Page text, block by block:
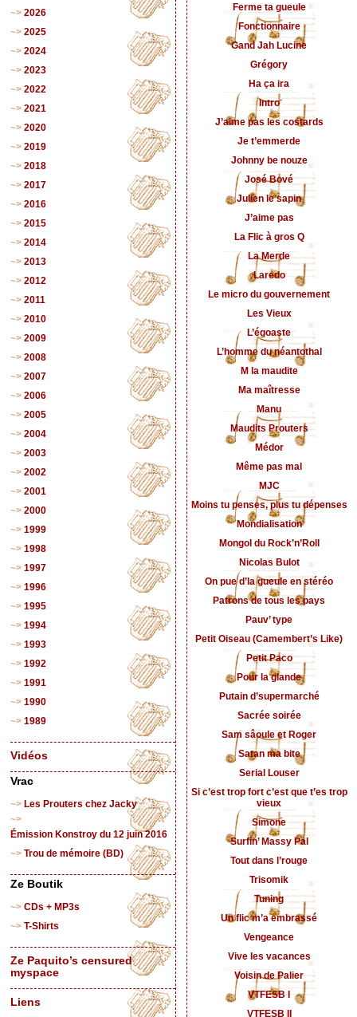
2026
2025
2024
2023
2022
2021
2020
2019
2018
2017
2016
2015
2014
2013
2012
2011
2010
2009
2008
2007
2006
2005
2004
2003
2002
2001
2000
1999
1998
1997
1996
1995
1994
1993
1992
1991
1990
1989
Vidéos
Vrac
Les Prouters chez Jacky
Émission Konstroy du 12 juin 2016
Trou de mémoire (BD)
Ze Boutik
CDs + MP3s
T-Shirts
Ze Paquito’s censured
myspace
Liens
Ferme ta gueule
Fonctionnaire
Gand Jah Lucine
Grégory
Ha ça ira
Intro
J’aime pas les costards
Je t’emmerde
Johnny be nouze
José Bové
Julien le sapin
J’aime pas
La Flic à gros Q
La Merde
Laredo
Le micro du gouvernement
Les Vieux
L’égoaste
L’homme du néantothal
M la maudite
Ma maîtresse
Manu
Maudits Prouters
Médor
Même pas mal
MJC
Moins tu penses, plus tu dépenses
Mondialisation
Mongol du Rock’n’Roll
Nicolas Bulot
On pue d’la gueule en stéréo
Patrons de tous les pays
Pauv’ type
Petit Oiseau (Camembert’s Like)
Petit Paco
Pour la glande
Putain d’supermarché
Sacrée soirée
Sam sâoule et Roger
Satan ma bite
Serial Louser
Si c’est trop fort c’est que t’es trop
vieux
Simone
Surfin’ Massy Pal
Tout dans l’rouge
Trisomik
Tuning
Un flic m’a embrassé
Vengeance
Vive les vacances
Voisin de Palier
VTFESB I
VTFESB II